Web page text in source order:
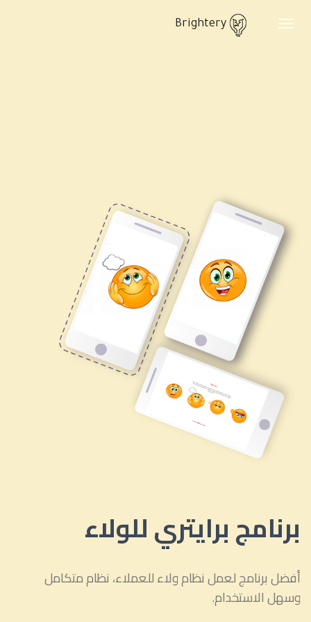
Toggle
Brightery
برنامج برايتري للولاء
أفضل برنامج لعمل نظام ولاء للعملاء، نظام متكامل
وسهل الاستخدام.